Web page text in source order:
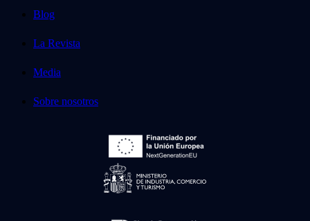
Blog
La Revista
Media
Sobre nosotros